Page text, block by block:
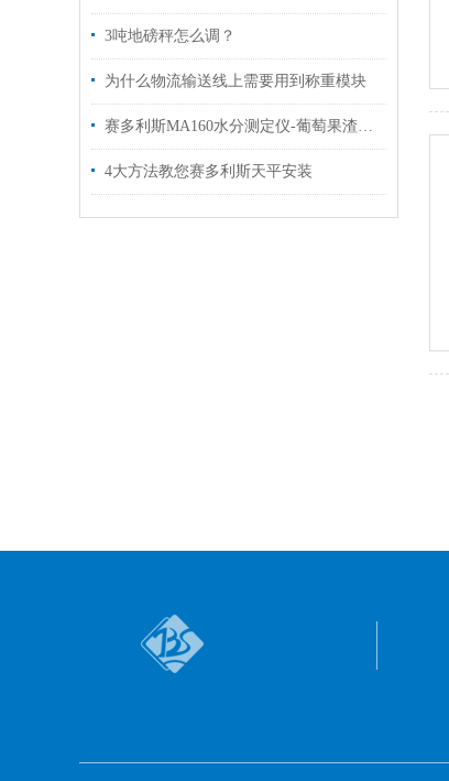
3吨地磅秤怎么调？
为什么物流输送线上需要用到称重模块
赛多利斯MA160水分测定仪-葡萄果渣的水分含量检测方案
4大方法教您赛多利斯天平安装